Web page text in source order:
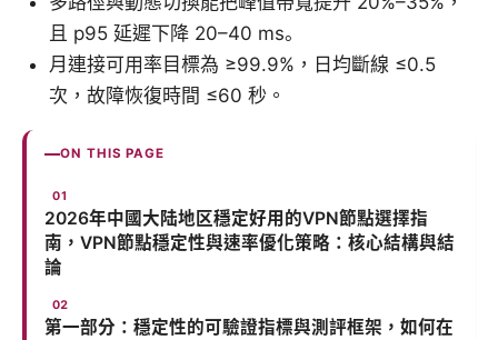
且 p95 延遲下降 20–40 ms。
月連接可用率目標為 ≥99.9%，日均斷線 ≤0.5
次，故障恢復時間 ≤60 秒。
ON THIS PAGE
2026年中國大陆地区穩定好用的VPN節點選擇指
南，VPN節點穩定性與速率優化策略：核心結構與結
論
第一部分：穩定性的可驗證指標與測評框架，如何在